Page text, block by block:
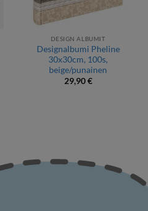
DESIGN ALBUMIT
Designalbumi Pheline
30x30cm, 100s,
beige/punainen
29,90€